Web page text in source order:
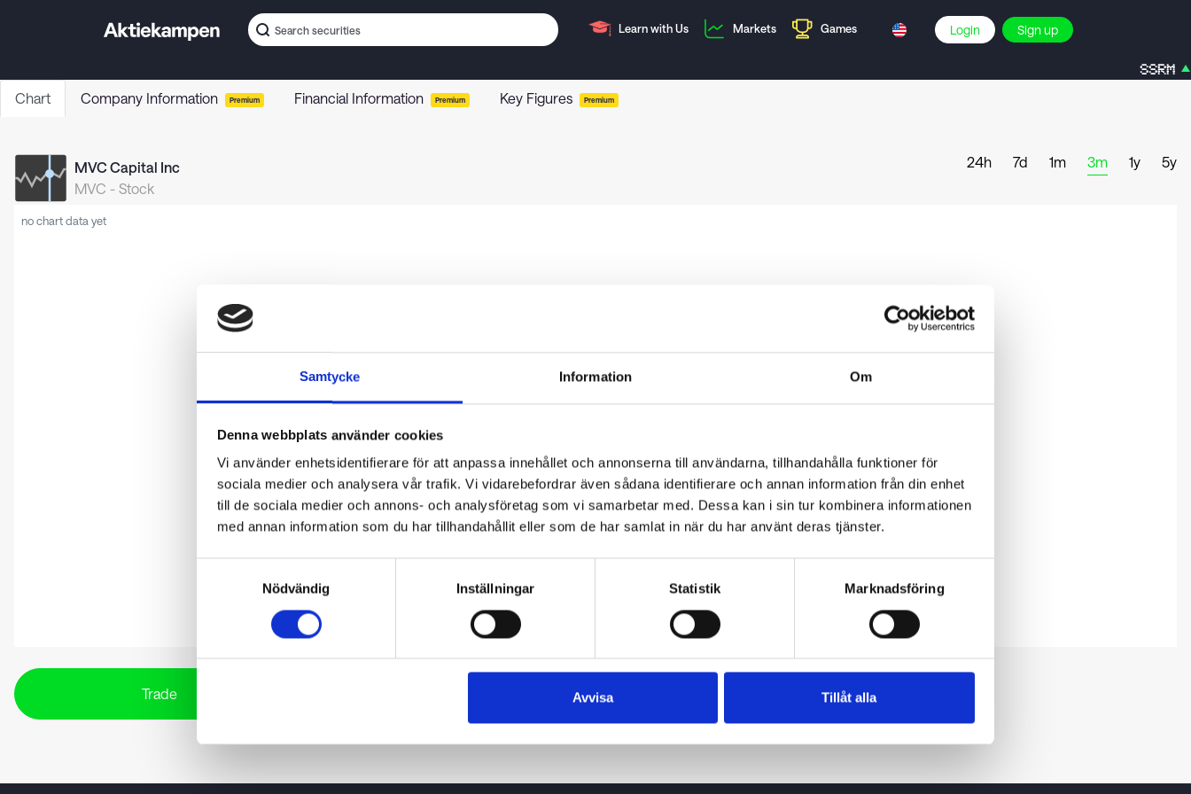
Samtycke Information Om
Denna webbplats använder cookies
Vi använder enhetsidentifierare för att anpassa innehållet och annonserna till användarna, tillhandahålla funktioner för
sociala medier och analysera vår trafik. Vi vidarebefordrar även sådana identifierare och annan information från din enhet
till de sociala medier och annons- och analysföretag som vi samarbetar med. Dessa kan i sin tur kombinera informationen
med annan information som du har tillhandahållit eller som de har samlat in när du har använt deras tjänster.
Nödvändig
Inställningar Statistik Marknadsföring
Avvisa Tillåt alla
Learn with Us Markets Games Login Sign up
SSRM
Chart Company Information Premium Financial Information Premium Key Figures Premium
MVC Capital Inc
MVC - Stock
24h 7d 1m 3m 1y 5y
no chart data yet
Trade